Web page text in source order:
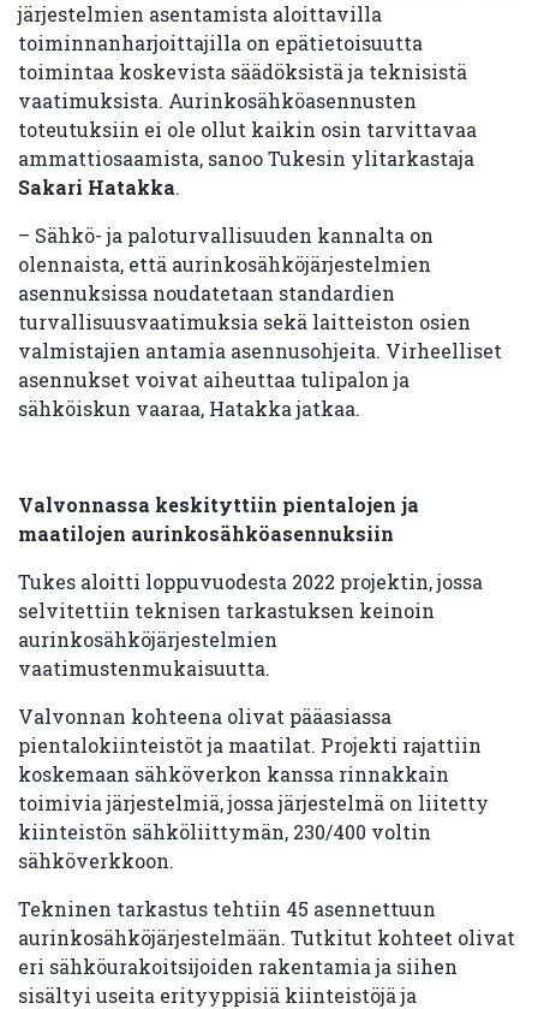
järjestelmien asentamista aloittavilla
toiminnanharjoittajilla on epätietoisuutta
toimintaa koskevista säädöksistä ja teknisistä
vaatimuksista. Aurinkosähköasennusten
toteutuksiin ei ole ollut kaikin osin tarvittavaa
ammattiosaamista, sanoo Tukesin ylitarkastaja
Sakari Hatakka.
– Sähkö- ja paloturvallisuuden kannalta on
olennaista, että aurinkosähköjärjestelmien
asennuksissa noudatetaan standardien
turvallisuusvaatimuksia sekä laitteiston osien
valmistajien antamia asennusohjeita. Virheelliset
asennukset voivat aiheuttaa tulipalon ja
sähköiskun vaaraa, Hatakka jatkaa.
Valvonnassa keskityttiin pientalojen ja
maatilojen aurinkosähköasennuksiin
Tukes aloitti loppuvuodesta 2022 projektin, jossa
selvitettiin teknisen tarkastuksen keinoin
aurinkosähköjärjestelmien
vaatimustenmukaisuutta.
Valvonnan kohteena olivat pääasiassa
pientalokiinteistöt ja maatilat. Projekti rajattiin
koskemaan sähköverkon kanssa rinnakkain
toimivia järjestelmiä, jossa järjestelmä on liitetty
kiinteistön sähköliittymän, 230/400 voltin
sähköverkkoon.
Tekninen tarkastus tehtiin 45 asennettuun
aurinkosähköjärjestelmään. Tutkitut kohteet olivat
eri sähköurakoitsijoiden rakentamia ja siihen
sisältyi useita erityyppisiä kiinteistöjä ja